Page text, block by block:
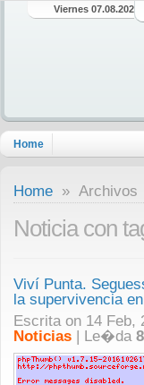
Viernes 07.08.2026
Home
Home » Archivos
Noticia con
Viví Punta.
la supervivencia
Escrita on 14 Feb,
Noticias | Le�da